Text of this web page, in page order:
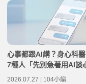
心事都跟AI講？身心科
7種人「先別急著用AI談
2026.07.27 | 104小編